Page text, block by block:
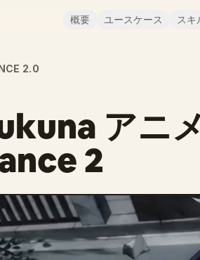
概要 ユースケース スキ
2.0
アニ
2